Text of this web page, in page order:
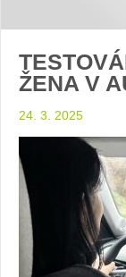
ŽENA V
24. 3. 2025